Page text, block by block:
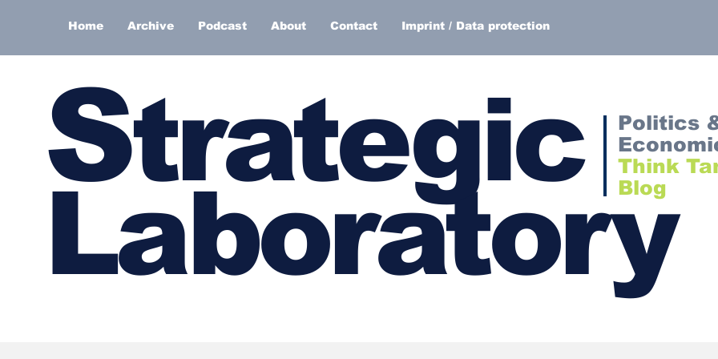
Home Archive Podcast About Contact Imprint / Data protection
Strategic
Laboratory
Politics
Think
Blog